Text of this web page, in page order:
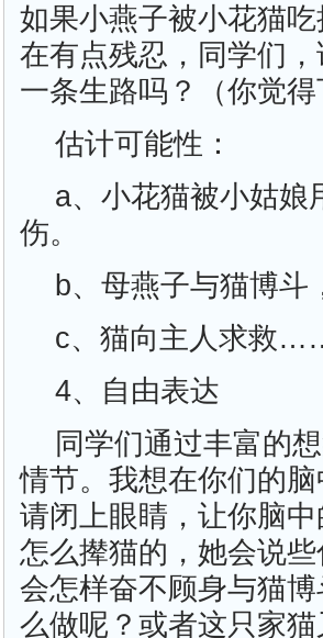
如果小燕子被小花猫
在有点残忍，同学们
一条生路吗？（你觉
估计可能性：
a、小花猫被小姑娘
伤。
b、母燕子与猫博
c、猫向主人求
4、自由表达
同学们通过丰富的
情节。我想在你们的
请闭上眼睛，让你脑
怎么撵猫的，她会说
会怎样奋不顾身与猫
么做呢？或者这只家